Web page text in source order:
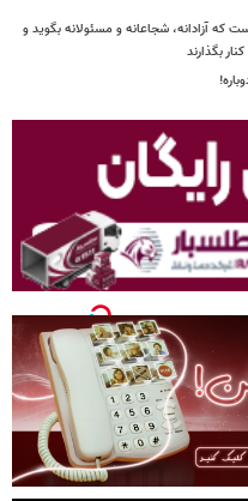
که آزادانه، شجاعانه و مسئولانه بگوید و
بگذارند